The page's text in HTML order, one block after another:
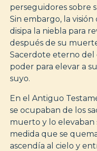
perseguidores sobre
Sin embargo, la
disipa la niebla para
después de su
Sacerdote eterno del
poder para elevar a
suyo.
En el Antiguo
se ocupaban de los
muerto y lo elevaban
medida que se
ascendía al cielo y